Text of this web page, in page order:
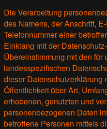
Die Verarbeitung
des Namens, der Anschrift,
Telefonnummer einer
Einklang mit der
Übereinstimmung mit den für
landesspezifischen
dieser Datenschutzerklärung
Öffentlichkeit über Art,
erhobenen, genutzten und
personenbezogenen Daten
betroffene Personen mittels